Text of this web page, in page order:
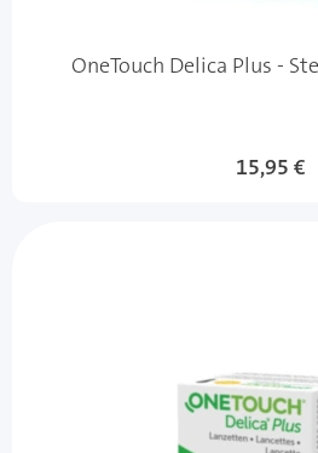
OneTouch Delica Plus -
15,95 €